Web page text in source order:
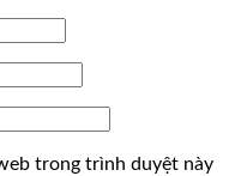
trong trình duyệt này